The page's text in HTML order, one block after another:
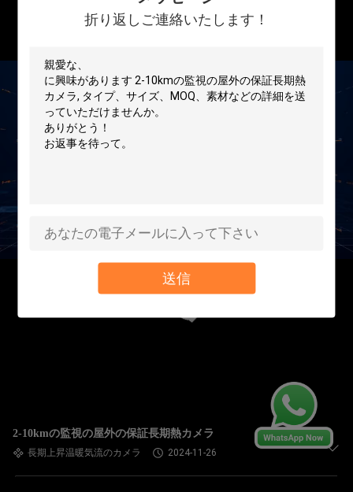
折り返しご連絡いたします！
送信
2-10kmの監視の屋外の保証長期熱カメラ
長期上昇温暖気流のカメラ 2024-11-26